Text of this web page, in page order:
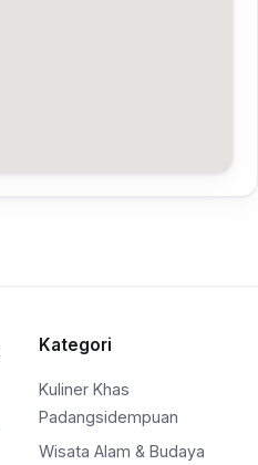
Kategori
Kuliner Khas
Padangsidempuan
Wisata Alam & Budaya